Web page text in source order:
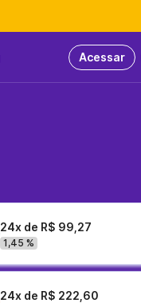
Acessar
24x de R$ 99,27
1,45 %
24x de R$ 222,60